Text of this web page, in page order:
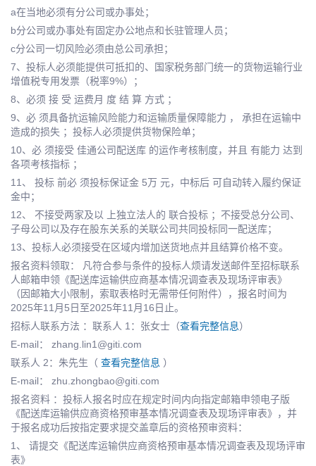
a在当地必须有分公司或办事处；
b分公司或办事处有固定办公地点和长驻管理人员；
c分公司一切风险必须由总公司承担；
7、投标人必须能提供可抵扣的、国家税务部门统一的货物运输行业
增值税专用发票（税率9%）；
8、必须 接 受 运费月 度 结 算 方式 ；
9、必 须具备抗运输风险能力和运输质量保障能力 ， 承担在运输中
造成的损失 ；投标人必须提供货物保险单；
10、必 须接受 佳通公司配送库 的运作考核制度，并且 有能力 达到
各项考核指标 ；
11、 投标 前必 须投标保证金 5万 元，中标后 可自动转入履约保证
金中；
12、 不接受两家及以 上独立法人的 联合投标 ；不接受总分公司、
子母公司以及存在股东关系的关联公司共同投标同一配送库；
13、投标人必须接受在区域内增加送货地点并且结算价格不变。
报名资料领取： 凡符合参与条件的投标人烦请发送邮件至招标联系
人邮箱申领《配送库运输供应商基本情况调查表及现场评审表》
（因邮箱大小限制，索取表格时无需带任何附件），报名时间为
2025年11月5日至2025年11月16日止。
招标人联系方法 ：联系人 1：张女士（查看完整信息）
E-mail： zhang.lin1@giti.com
联系人 2：朱先生（ 查看完整信息 ）
E-mail： zhu.zhongbao@giti.com
报名资料 ：投标人报名时应在规定时间内向指定邮箱申领电子版
《配送库运输供应商资格预审基本情况调查表及现场评审表》，并
于报名成功后按指定要求提交盖章后的资格预审资料：
1、 请提交《配送库运输供应商资格预审基本情况调查表及现场评审
表》